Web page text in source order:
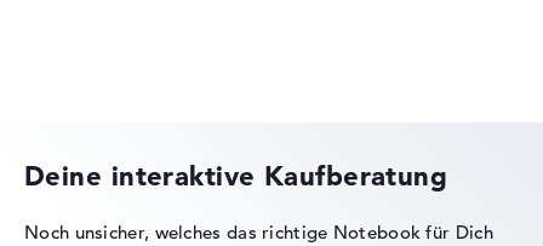
Deine interaktive Kaufberatung
Noch unsicher, welches das richtige Notebook für Dich